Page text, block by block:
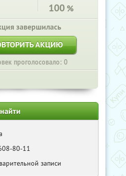
100 %
завершилась
АКЦИЮ
проголосовало: 0
80-11
записи